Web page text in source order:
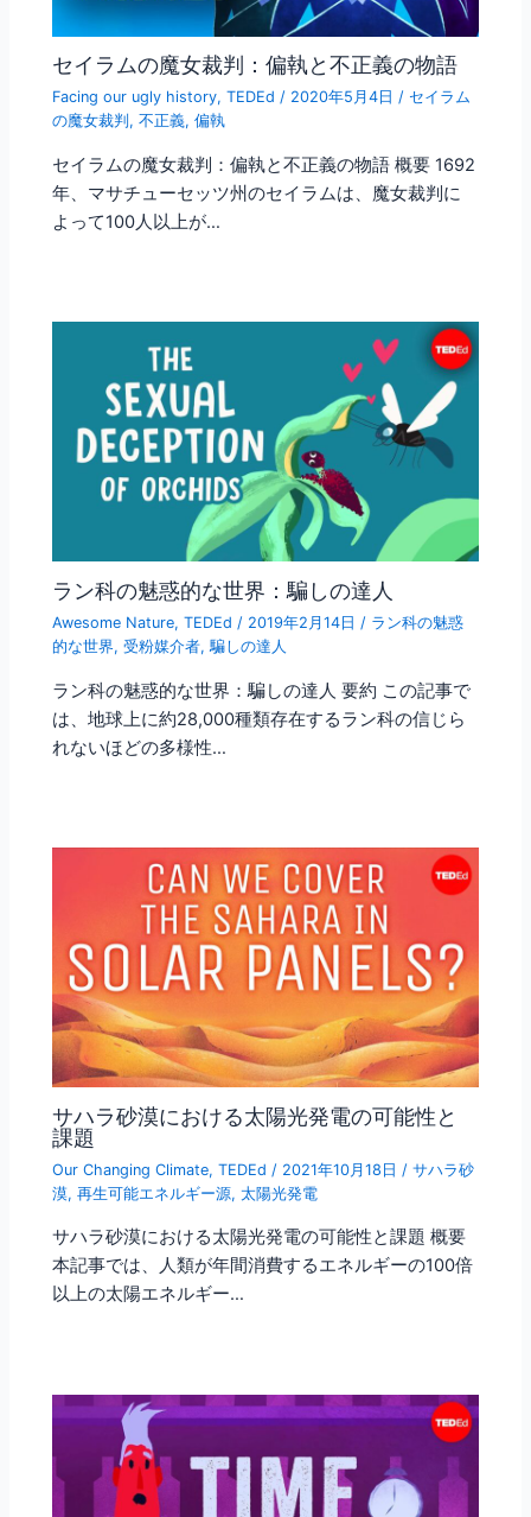
セイラムの魔女裁判：偏執と不正義の物語
Facing our ugly history,TEDEd / 2020年5月4日/ セイラム
の魔女裁判 ,不正義,偏執
セイラムの魔女裁判：偏執と不正義の物語 概要 1692
年、マサチューセッツ州のセイラムは、魔女裁判に
よって100人以上が…
ラン科の魅惑的な世界：騙しの達人
Awesome Nature,TEDEd / 2019年2月14日/ ラン科の魅惑
的な世界,受粉媒介者,騙しの達人
ラン科の魅惑的な世界：騙しの達人 要約 この記事で
は、地球上に約28,000種類存在するラン科の信じら
れないほどの多様性…
サハラ砂漠における太陽光発電の可能性と
課題
Our Changing Climate,TEDEd / 2021年10月18日 /サハラ砂
漠,再生可能エネルギー源,太陽光発電
サハラ砂漠における太陽光発電の可能性と課題 概要
本記事では、人類が年間消費するエネルギーの100倍
以上の太陽エネルギー…